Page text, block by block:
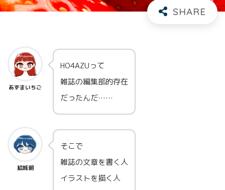
あずまいちご
HO4AZUって
雑誌の編集部的存在
だったんだ……
結城朝
そこで
雑誌の文章を書く人
イラストを描く人